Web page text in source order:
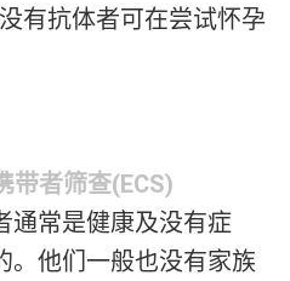
有抗体者可在尝试怀孕
带者筛查(ECS)
通常是健康及没有症
。他们一般也没有家族